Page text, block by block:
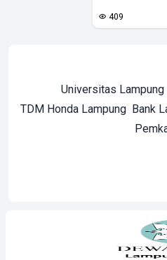
409
Universitas Lampung
TDM Honda Lampung Bank